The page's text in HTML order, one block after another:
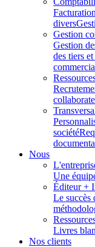
divers
Gestion
Gestion
des tiers
société
Nous
Une
Éditeur +
Le succès
Livres
Nos clients